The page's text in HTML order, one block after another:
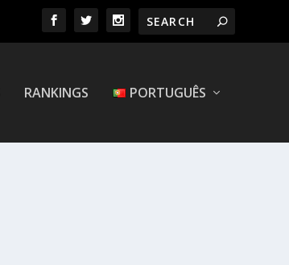
RANKINGS PORTUGUÊS